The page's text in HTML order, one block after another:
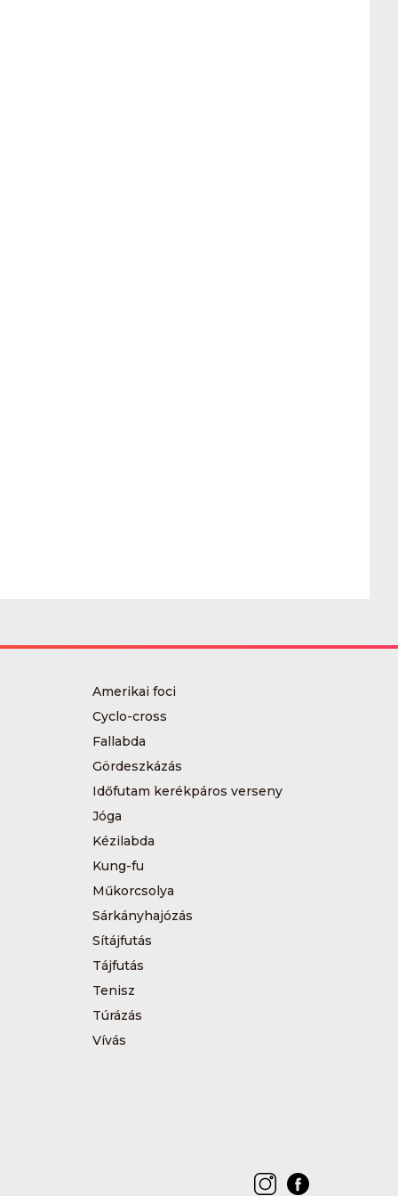
Amerikai foci
Cyclo-cross
Fallabda
Gördeszkázás
Időfutam kerékpáros verseny
Jóga
Kézilabda
Kung-fu
Műkorcsolya
Sárkányhajózás
Sítájfutás
Tájfutás
Tenisz
Túrázás
Vívás